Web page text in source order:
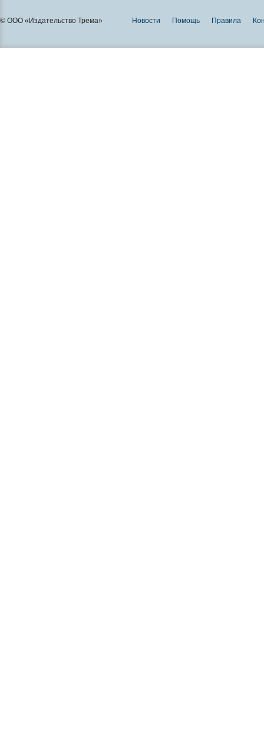
© ООО «Издательство Трема» Новости Помощь Правила